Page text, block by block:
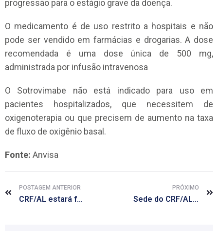
progressão para o estágio grave da doença.
O medicamento é de uso restrito a hospitais e não
pode ser vendido em farmácias e drogarias. A dose
recomendada é uma dose única de 500 mg,
administrada por infusão intravenosa
O Sotrovimabe não está indicado para uso em
pacientes hospitalizados, que necessitem de
oxigenoterapia ou que precisem de aumento na taxa
de fluxo de oxigênio basal.
Fonte: Anvisa
POSTAGEM ANTERIOR
CRF/AL estará fechado dia 06 e 07 de setembro
PRÓXIMO
Sede do CRF/AL estará aberta na quinta-feira, 16 de setembro